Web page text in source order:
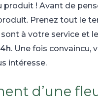
! Avant de
Prenez tout le
à votre service et
. Une fois convaincu,
intéresse.
d’une